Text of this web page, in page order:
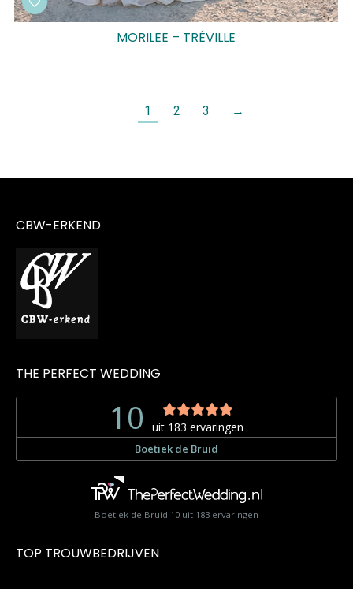
MORILEE – TRÉVILLE
1 2 3 →
CBW-ERKEND
THE PERFECT WEDDING
Boetiek de Bruid 10 uit 183 ervaringen
TOP TROUWBEDRIJVEN